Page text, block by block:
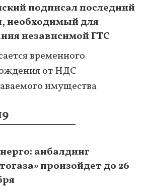
подписал последний
необходимый для
независимой ГТС
временного
от НДС
имущества
анбалдинг
произойдет до 26